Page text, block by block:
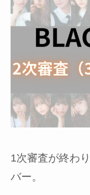
1次審査が終わ
バー。